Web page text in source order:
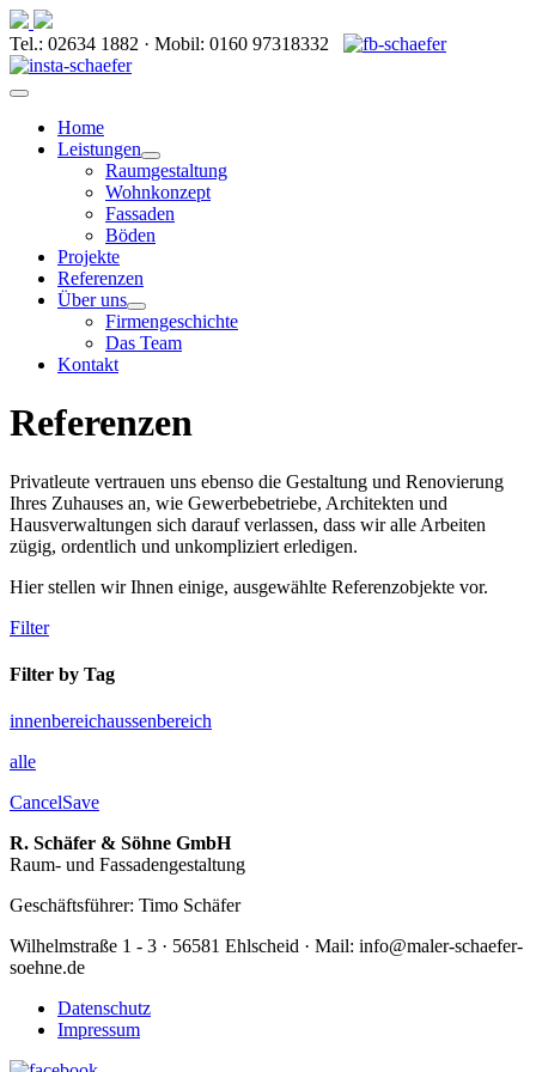
Tel.: 02634 1882 · Mobil: 0160 97318332
Home
Leistungen
Raumgestaltung
Wohnkonzept
Fassaden
Böden
Projekte
Referenzen
Über uns
Firmengeschichte
Das Team
Kontakt
Referenzen
Privatleute vertrauen uns ebenso die Gestaltung und Renovierung
Ihres Zuhauses an, wie Gewerbebetriebe, Architekten und
Hausverwaltungen sich darauf verlassen, dass wir alle Arbeiten
zügig, ordentlich und unkompliziert erledigen.
Hier stellen wir Ihnen einige, ausgewählte Referenzobjekte vor.
Filter
Filter by Tag
innenbereichaussenbereich
alle
CancelSave
R. Schäfer & Söhne GmbH
Raum- und Fassadengestaltung
Geschäftsführer: Timo Schäfer
Wilhelmstraße 1 - 3 · 56581 Ehlscheid · Mail: info@maler-schaefer-
soehne.de
Datenschutz
Impressum